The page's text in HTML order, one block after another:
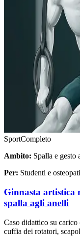
SportCompleto
Ambito: Spalla e gesto
Per: Studenti e osteopati
Ginnasta artistica
spalla agli anelli
Caso didattico su
cuffia dei rotatori,